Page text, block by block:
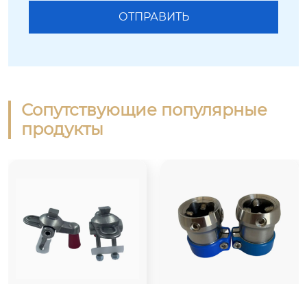
Сопутствующие популярные
продукты